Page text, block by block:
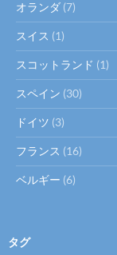
オランダ (7)
スイス (1)
スコットランド (1)
スペイン (30)
ドイツ (3)
フランス (16)
ベルギー (6)
タグ